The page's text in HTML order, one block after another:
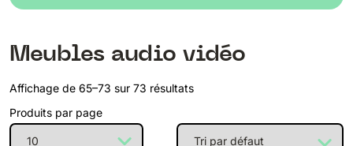
Meubles audio vidéo
Affichage de 65–73 sur 73 résultats
Produits par page